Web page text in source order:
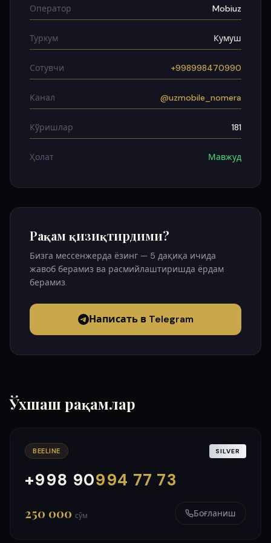
Оператор Mobiuz
Туркум Кумуш
Сотувчи +998998470990
Канал @uzmobile_nomera
Кўришлар 181
Ҳолат Мавжуд
Рақам қизиқтирдими?
Бизга мессенжерда ёзинг — 5 дақиқа ичида
жавоб берамиз ва расмийлаштиришда ёрдам
берамиз.
Написать в Telegram
Ўхшаш рақамлар
BEELINE SILVER
+998 90994 77 73
000
999
250 000 сўм Боғланиш